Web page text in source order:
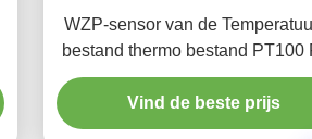
WZP-sensor van de
bestand thermo bestand PT100
temperatuur
Vind de beste prijs